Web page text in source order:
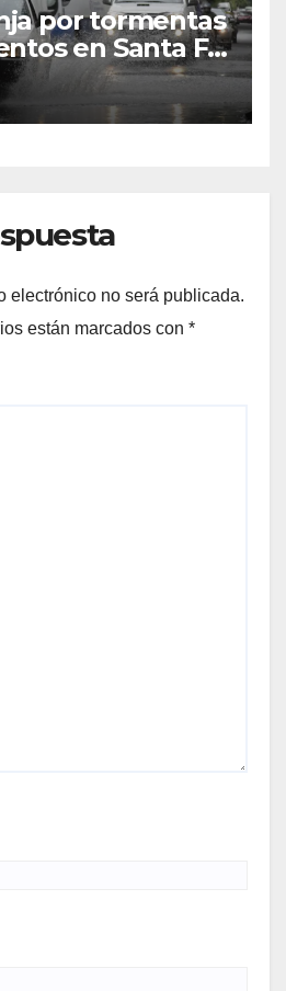
por tormentas
en Santa Fe:
de hasta 90
y un brusco
temperatura
electrónico no será publicada.
están marcados con *